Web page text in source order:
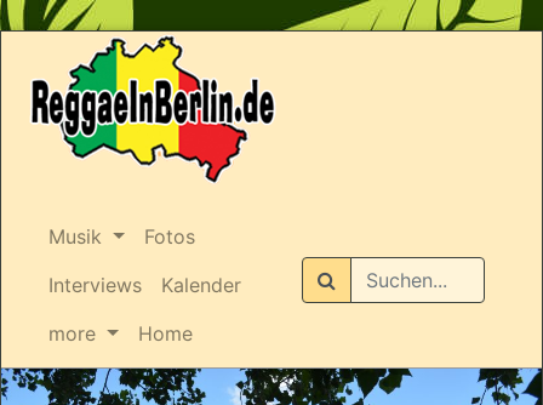
Musik
Fotos
Interviews
Kalender
more
Home
Suchen